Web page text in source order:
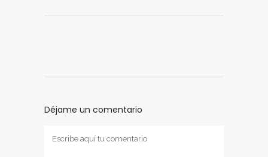
Déjame un comentario